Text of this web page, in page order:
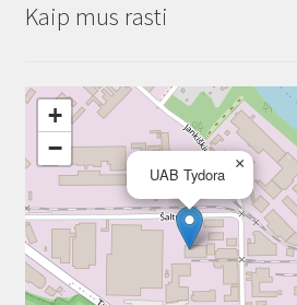
Kaip mus rasti
UAB Tydora
×
+
−